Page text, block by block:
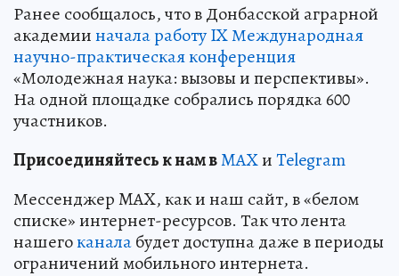
Ранее сообщалось, что в Донбасской аграрной
академииначала работу IX Международная
научно-практическая конференция
«Молодежная наука: вызовы и перспективы».
На одной площадке собрались порядка 600
участников.
Присоединяйтесь к нам вMAXиTelegram
Мессенджер MAX, как и наш сайт, в «белом
списке» интернет-ресурсов. Так что лента
нашегоканалабудет доступна даже в периоды
ограничений мобильного интернета.